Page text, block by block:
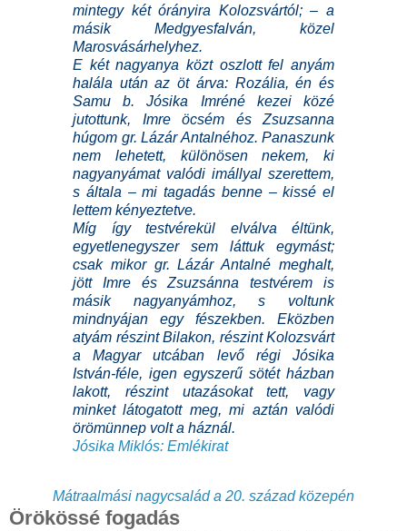
mintegy két órányira Kolozsvártól; – a
másik Medgyesfalván, közel
Marosvásárhelyhez.
E két nagyanya közt oszlott fel anyám
halála után az öt árva: Rozália, én és
Samu b. Jósika Imréné kezei közé
jutottunk, Imre öcsém és Zsuzsanna
húgom gr. Lázár Antalnéhoz. Panaszunk
nem lehetett, különösen nekem, ki
nagyanyámat valódi imállyal szerettem,
s általa – mi tagadás benne – kissé el
lettem kényeztetve.
Míg így testvérekül elválva éltünk,
egyetlenegyszer sem láttuk egymást;
csak mikor gr. Lázár Antalné meghalt,
jött Imre és Zsuzsánna testvérem is
másik nagyanyámhoz, s voltunk
mindnyájan egy fészekben. Eközben
atyám részint Bilakon, részint Kolozsvárt
a Magyar utcában levő régi Jósika
István-féle, igen egyszerű sötét házban
lakott, részint utazásokat tett, vagy
minket látogatott meg, mi aztán valódi
örömünnep volt a háznál.
Jósika Miklós: Emlékirat
Mátraalmási nagycsalád a 20. század közepén
Örökössé fogadás